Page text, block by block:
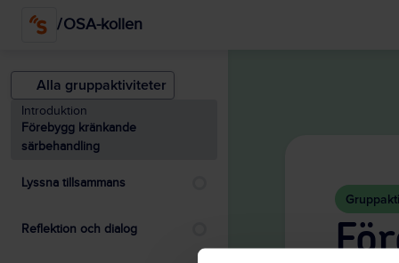
/OSA-kollen
Alla gruppaktiviteter
Introduktion
Förebygg kränkande
särbehandling
Lyssna tillsammans
Reflektion och dialog